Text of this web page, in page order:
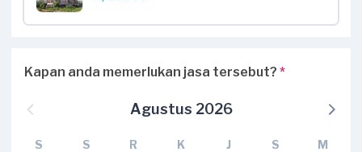
Kapan anda memerlukan jasa tersebut? *
Agustus 2026
S S R K J S
M